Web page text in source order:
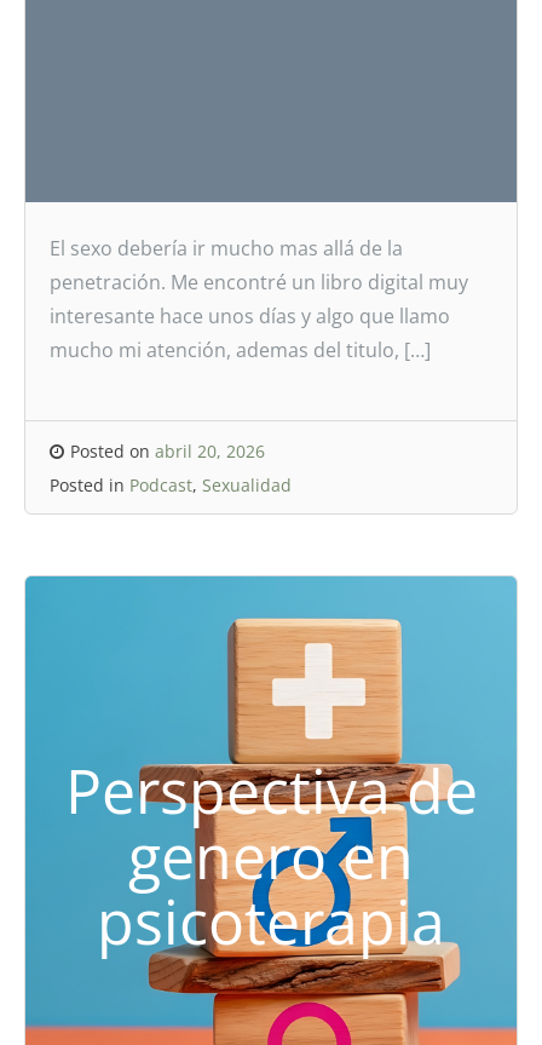
El sexo debería ir mucho mas allá de la
penetración. Me encontré un libro digital muy
interesante hace unos días y algo que llamo
mucho mi atención, ademas del titulo, […]
Posted on abril 20, 2026
Posted in Podcast, Sexualidad
Perspectiva de
genero en
psicoterapia